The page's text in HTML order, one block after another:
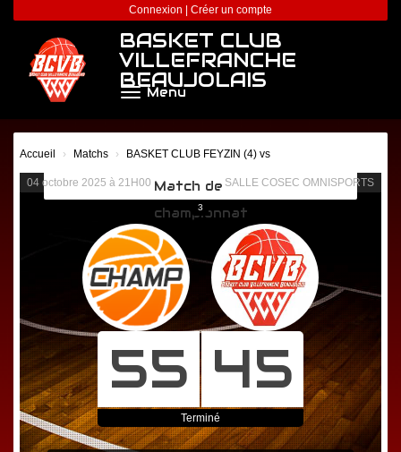
Connexion Créer un compte
BASKET CLUB
VILLEFRANCHE
BEAUJOLAIS
Menu
Accueil Matchs BASKET CLUB FEYZIN (4) vs
04 octobre 2025 à 21H00 SALLE COSEC OMNISPORTS
Match de
championnat
3
55 45
Terminé
Panneau de gestion des cookies